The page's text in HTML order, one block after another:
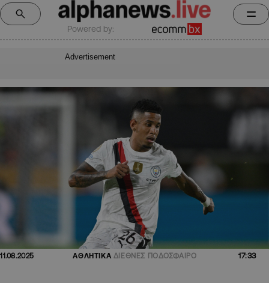
Powered by:
Advertisement
11.08.2025 ΑΘΛΗΤΙΚΑ ΔΙΕΘΝΕΣ ΠΟΔΟΣΦΑΙΡΟ 17:33